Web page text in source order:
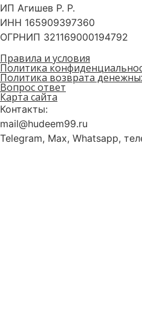
ИП Агишев Р. Р.
ИНН 165909397360
ОГРНИП 321169000194792
Правила и условия
Политика
Политика возврата
Вопрос ответ
Карта сайта
Контакты:
mail@hudeem99.ru
Telegram, Max, Whatsapp,